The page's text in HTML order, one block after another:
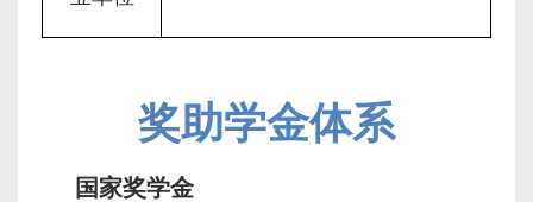
奖助学金体系
国家奖学金